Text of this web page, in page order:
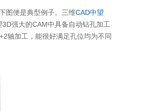
图便是典型例子。三维CAD中望
强大的CAM中具备自动钻孔加工
轴加工，能很好满足孔位均为不同